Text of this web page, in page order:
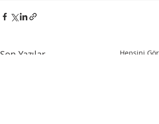
Son Yazılar Hepsini Gör